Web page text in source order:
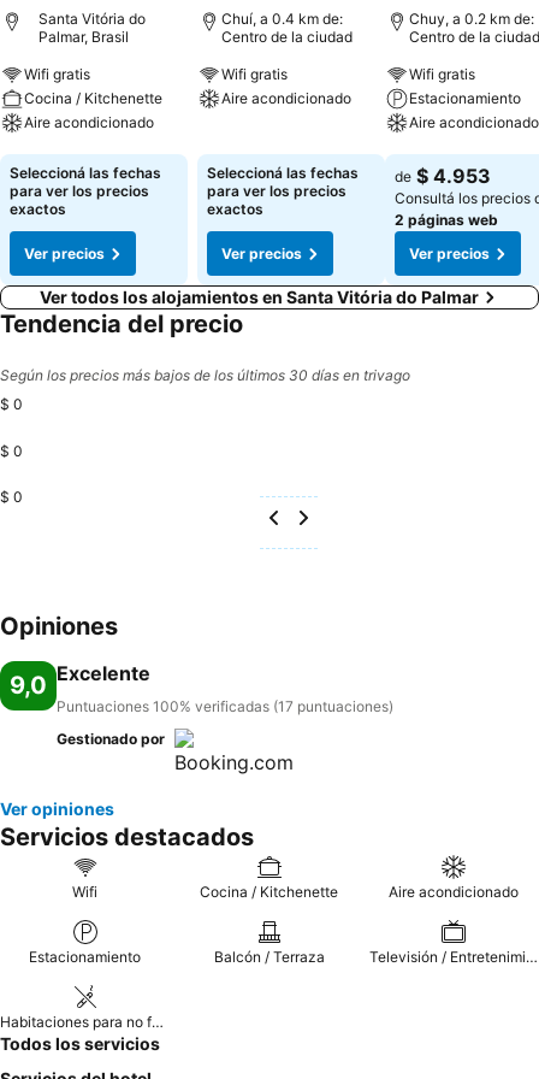
Santa Vitória do
Palmar, Brasil
Wifi gratis
Cocina / Kitchenette
Aire acondicionado
Ver precios
Seleccioná las fechas
para ver los precios
exactos
Ver precios
Chuí, a 0.4 km de:
Centro de la ciudad
Wifi gratis
Aire acondicionado
Seleccioná las fechas
para ver los precios
exactos
Ver precios
Chuy, a 0.2 km de:
Centro de la ciudad
Wifi gratis
Estacionamiento
Aire acondicionado
Ver precios
de $ 4.953
Consultá los precios
2 páginas web
Ver precios
Ver todos los alojamientos en Santa Vitória do Palmar
Tendencia del precio
Según los precios más bajos de los últimos 30 días en trivago
$ 0
$ 0
$ 0
Opiniones
9,0 Excelente
Puntuaciones 100% verificadas (17 puntuaciones)
Gestionado por
Ver opiniones
Servicios destacados
Wifi Cocina / Kitchenette Aire acondicionado
Estacionamiento Balcón / Terraza Televisión / Entretenimiento
Habitaciones para no fumadores
Todos los servicios